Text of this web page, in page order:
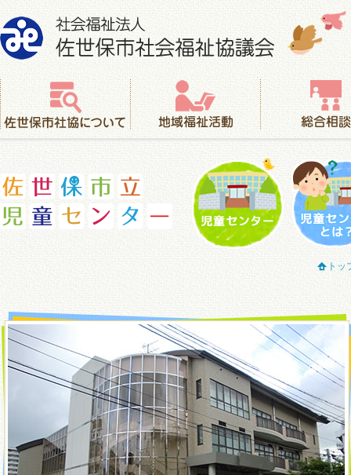
社会福祉法人 佐世保市社会福祉協議会
佐世保市社協について
地域福祉活動 総合相談
佐世保市立児童センター
トッ